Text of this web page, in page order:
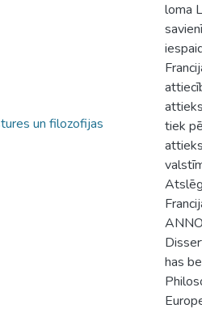
un filozofijas
loma
tiek
has